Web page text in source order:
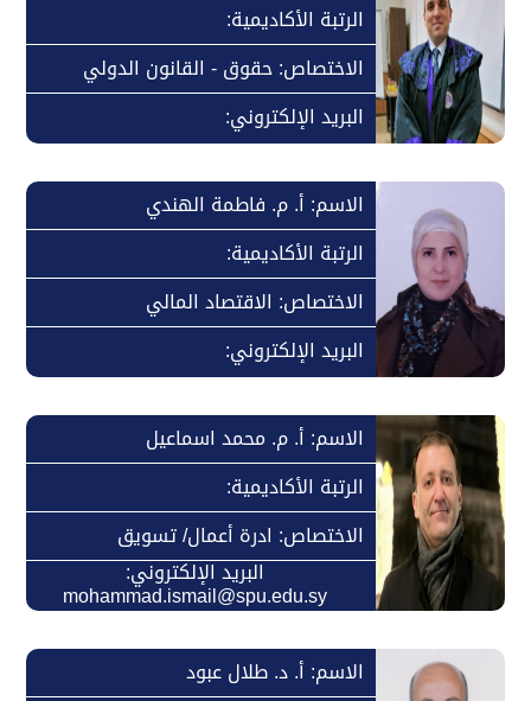
الرتبة الأكاديمية:
الاختصاص: حقوق - القانون الدولي
البريد الإلكتروني:
الاسم: أ. م. فاطمة الهندي
الرتبة الأكاديمية:
الاختصاص: الاقتصاد المالي
البريد الإلكتروني:
الاسم: أ. م. محمد اسماعيل
الرتبة الأكاديمية:
الاختصاص: ادرة أعمال/ تسويق
البريد الإلكتروني:
mohammad.ismail@spu.edu.sy
الاسم: أ. د. طلال عبود